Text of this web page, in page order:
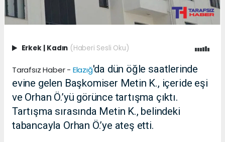
Erkek | Kadın (Haberi Sesli Oku)
Tarafsız Haber - Elazığ'da dün öğle saatlerinde
evine gelen Başkomiser Metin K., içeride eşi
ve Orhan Ö.’yü görünce tartışma çıktı.
Tartışma sırasında Metin K., belindeki
tabancayla Orhan Ö.’ye ateş etti.